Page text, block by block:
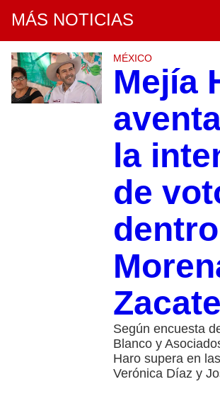
MÁS NOTICIAS
MÉXICO
Mejía
la
de
Según encuesta
Blanco y
Haro supera en
Verónica Díaz y